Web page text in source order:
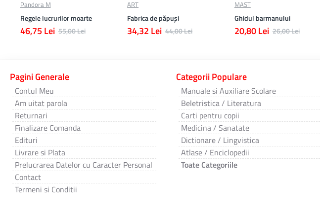
Pandora M
Regele lucrurilor moarte
46,75 Lei 55,00 Lei
ART
Fabrica de păpuși
34,32 Lei 44,00 Lei
MAST
Ghidul barmanului
20,80 Lei 26,00 Lei
Pagini Generale
Contul Meu
Am uitat parola
Returnari
Finalizare Comanda
Edituri
Livrare si Plata
Prelucrarea Datelor cu Caracter Personal
Contact
Termeni si Conditii
Categorii Populare
Manuale si Auxiliare Scolare
Beletristica / Literatura
Carti pentru copii
Medicina / Sanatate
Dictionare / Lingvistica
Atlase / Enciclopedii
Toate Categoriile